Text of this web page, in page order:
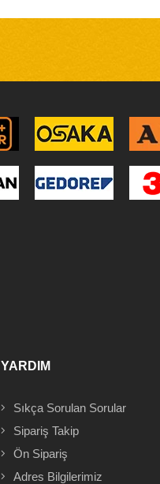
YARDIM
Sıkça Sorulan Sorular
Sipariş Takip
Ön Sipariş
Adres Bilgilerimiz